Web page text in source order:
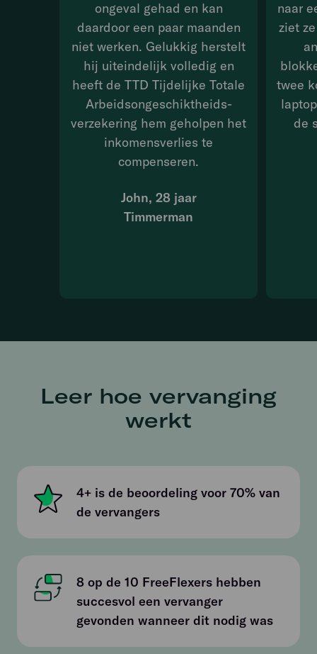
ongeval gehad en kan
daardoor een paar maanden
niet werken. Gelukkig herstelt
hij uiteindelijk volledig en
heeft de TTD Tijdelijke Totale
Arbeids­ongeschiktheids­
verzekering hem geholpen het
inkomens­verlies te
compenseren.
John, 28 jaar
Timmerman
naar
ziet
twee
de
Leer hoe vervanging
werkt
4+ is de beoordeling voor 70% van
de vervangers
8 op de 10 FreeFlexers hebben
succesvol een vervanger
gevonden wanneer dit nodig was